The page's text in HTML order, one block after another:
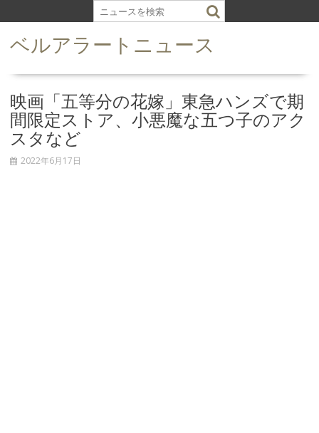
k
ベルアラートニュース
映画「五等分の花嫁」東急ハンズで期
間限定ストア、小悪魔な五つ子のアク
スタなど
2022年6月17日